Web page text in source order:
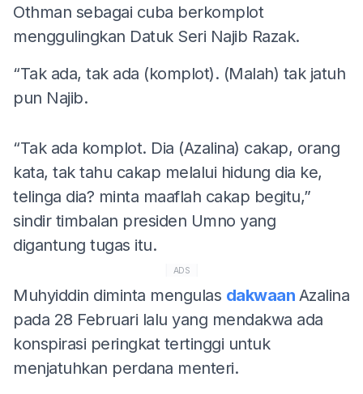
Othman sebagai cuba berkomplot
menggulingkan Datuk Seri Najib Razak.
“Tak ada, tak ada (komplot). (Malah) tak jatuh
pun Najib.
“Tak ada komplot. Dia (Azalina) cakap, orang
kata, tak tahu cakap melalui hidung dia ke,
telinga dia? minta maaflah cakap begitu,”
sindir timbalan presiden Umno yang
digantung tugas itu.
ADS
Muhyiddin diminta mengulas dakwaan Azalina
pada 28 Februari lalu yang mendakwa ada
konspirasi peringkat tertinggi untuk
menjatuhkan perdana menteri.